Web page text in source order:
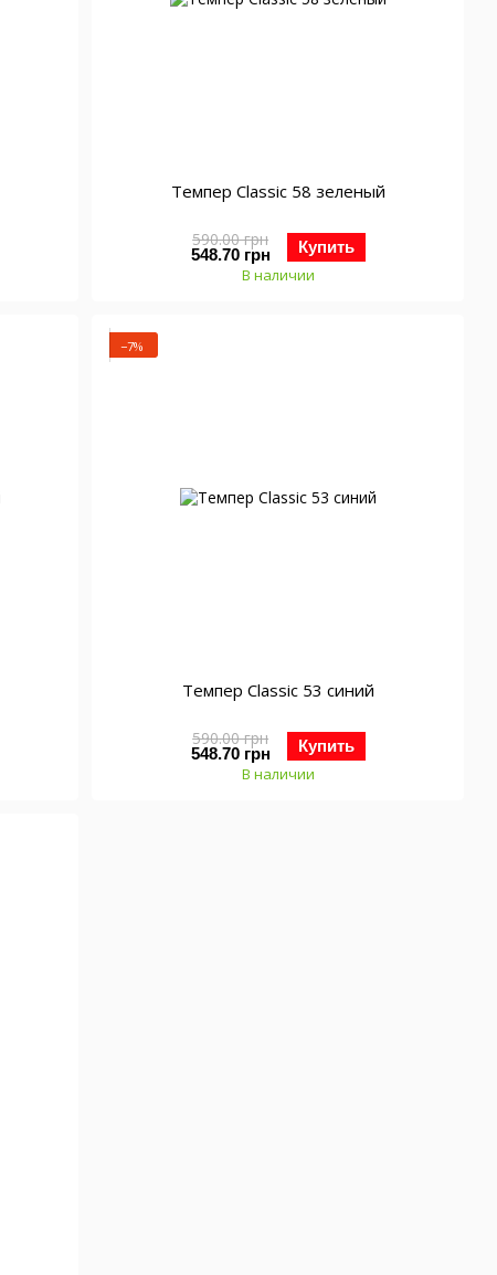
Темпер Classic 58 зеленый
590.00 грн
548.70 грн Купить
В наличии
−7%
Темпер Classic 53 синий
590.00 грн
548.70 грн Купить
В наличии